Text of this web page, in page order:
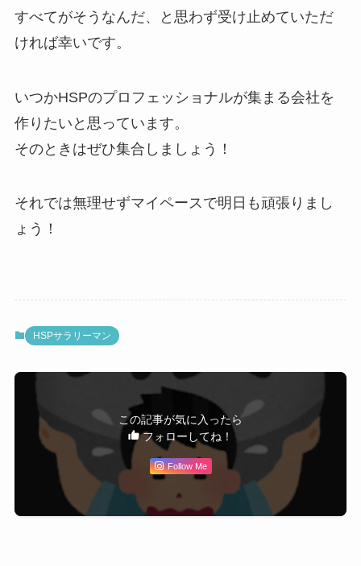
すべてがそうなんだ、と思わず受け止めていただ
ければ幸いです。
いつかHSPのプロフェッショナルが集まる会社を
作りたいと思っています。
そのときはぜひ集合しましょう！
それでは無理せずマイペースで明日も頑張りまし
ょう！
HSPサラリーマン
この記事が気に入ったら
フォローしてね！
Follow Me